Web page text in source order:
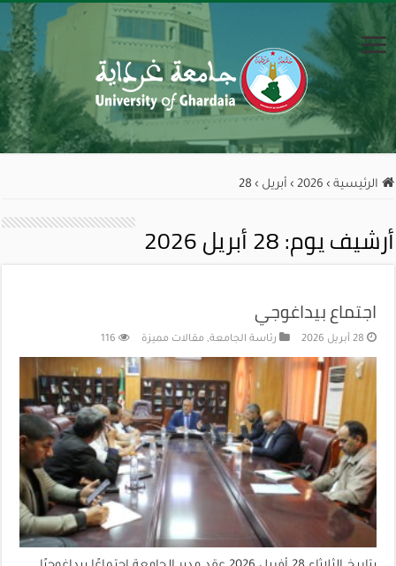
الرئيسية ›
2026
› أبريل ›
28
أرشيف يوم:28 أبريل 2026
اجتماع بيداغوجي
28 أبريل 2026 رئاسة الجامعة, مقالات مميزة 116